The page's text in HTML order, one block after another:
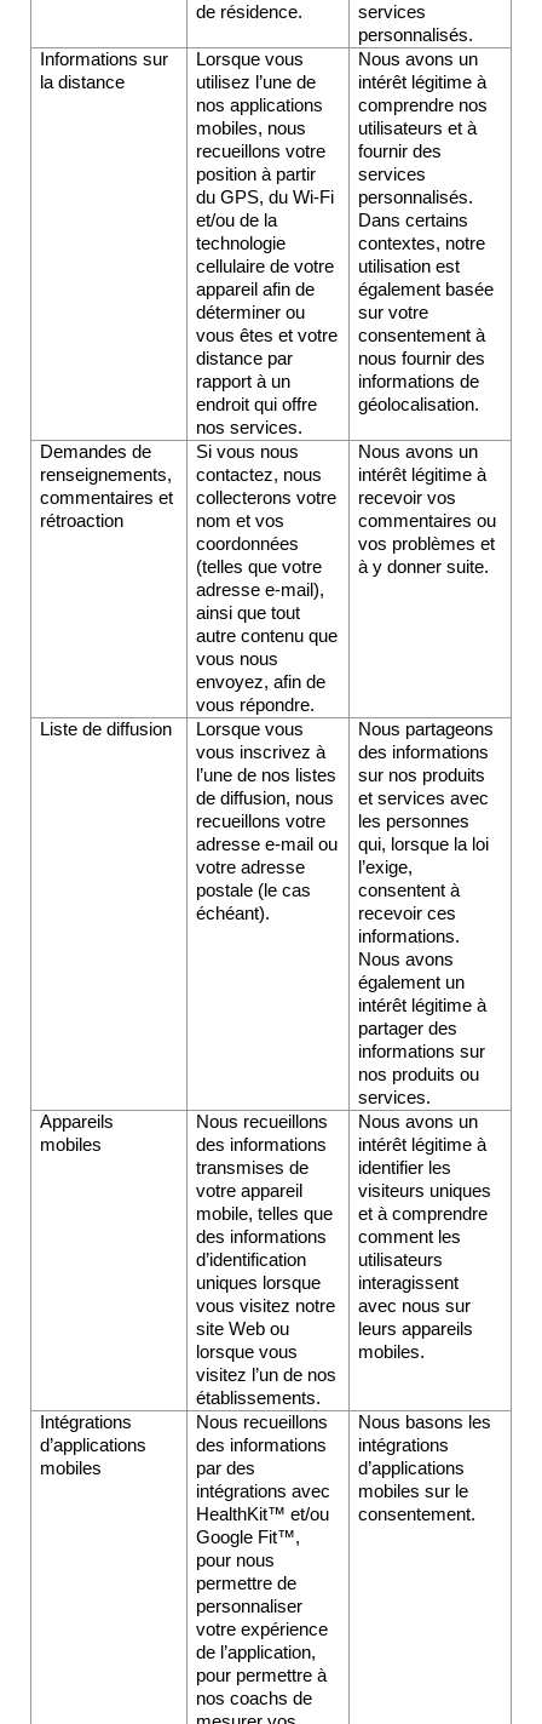
de résidence.
services
personnalisés.
Informations sur
la distance
Lorsque vous
utilisez l’une de
nos applications
mobiles, nous
recueillons votre
position à partir
du GPS, du Wi-Fi
et/ou de la
technologie
cellulaire de votre
appareil afin de
déterminer ou
vous êtes et votre
distance par
rapport à un
endroit qui offre
nos services.
Nous avons un
intérêt légitime à
comprendre nos
utilisateurs et à
fournir des
services
personnalisés.
Dans certains
contextes, notre
utilisation est
également basée
sur votre
consentement à
nous fournir des
informations de
géolocalisation.
Demandes de
renseignements,
commentaires et
rétroaction
Si vous nous
contactez, nous
collecterons votre
nom et vos
coordonnées
(telles que votre
adresse e-mail),
ainsi que tout
autre contenu que
vous nous
envoyez, afin de
vous répondre.
Nous avons un
intérêt légitime à
recevoir vos
commentaires ou
vos problèmes et
à y donner suite.
Liste de diffusion
Lorsque vous
vous inscrivez à
l’une de nos listes
de diffusion, nous
recueillons votre
adresse e-mail ou
votre adresse
postale (le cas
échéant).
Nous partageons
des informations
sur nos produits
et services avec
les personnes
qui, lorsque la loi
l’exige,
consentent à
recevoir ces
informations.
Nous avons
également un
intérêt légitime à
partager des
informations sur
nos produits ou
services.
Appareils
mobiles
Nous recueillons
des informations
transmises de
votre appareil
mobile, telles que
des informations
d’identification
uniques lorsque
vous visitez notre
site Web ou
lorsque vous
visitez l’un de nos
établissements.
Nous avons un
intérêt légitime à
identifier les
visiteurs uniques
et à comprendre
comment les
utilisateurs
interagissent
avec nous sur
leurs appareils
mobiles.
Intégrations
d’applications
mobiles
Nous recueillons
des informations
par des
intégrations avec
HealthKit™ et/ou
Google Fit™,
pour nous
permettre de
personnaliser
votre expérience
de l’application,
pour permettre à
nos coachs de
Nous basons les
intégrations
d’applications
mobiles sur le
consentement.